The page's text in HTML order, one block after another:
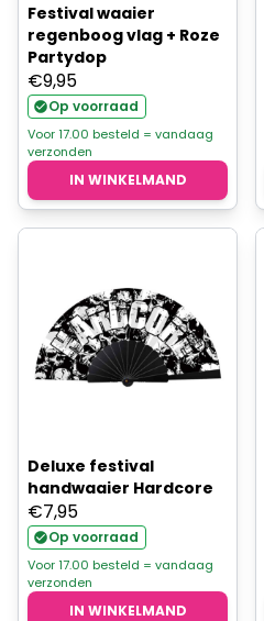
Festival waaier
regenboog vlag + Roze
Partydop
€9,95
Op voorraad
Voor 17.00 besteld = vandaag
verzonden
IN WINKELMAND
Deluxe festival
handwaaier Hardcore
€7,95
Op voorraad
Voor 17.00 besteld = vandaag
verzonden
IN WINKELMAND